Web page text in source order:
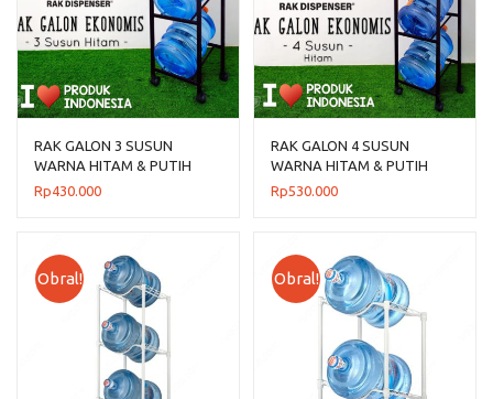
RAK GALON 3 SUSUN
WARNA HITAM & PUTIH
Rp430.000
RAK GALON 4 SUSUN
WARNA HITAM & PUTIH
Rp530.000
Obral! Obral!